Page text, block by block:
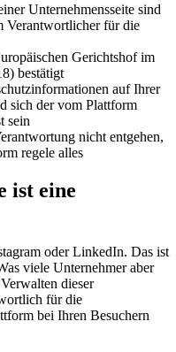
Unternehmensseite sind
Verantwortlicher für die
Gerichtshof im
bestätigt
auf Ihrer
sich der vom Plattform
sein
nicht entgehen,
regele alles
ist eine
oder LinkedIn. Das ist
viele Unternehmer aber
dieser
für die
bei Ihren Besuchern